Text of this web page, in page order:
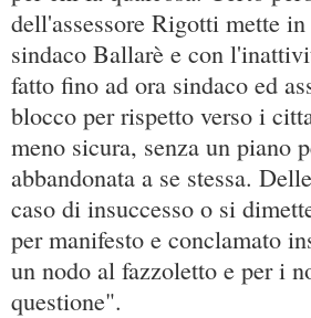
dell'assessore Rigotti mette
sindaco Ballarè e con
fatto fino ad ora sindaco ed
blocco per rispetto verso i
meno sicura, senza un piano
abbandonata a se stessa.
caso di insuccesso o si
per manifesto e conclamato
un nodo al fazzoletto e per i
questione".